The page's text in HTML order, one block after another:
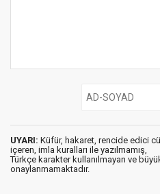
UYARI: Küfür, hakaret, rencide edici
içeren, imla kuralları ile yazılmamış,
Türkçe karakter kullanılmayan ve
onaylanmamaktadır.